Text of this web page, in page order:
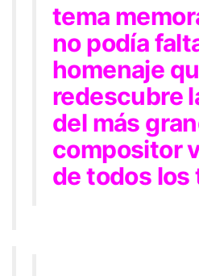
tema
no podía
homenaje
redescubre
del más
compositor
de todos los